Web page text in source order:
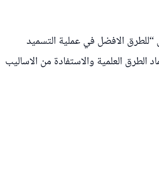
الافضل في عملية التسميد
الطرق العلمية والاستفادة من الاساليب